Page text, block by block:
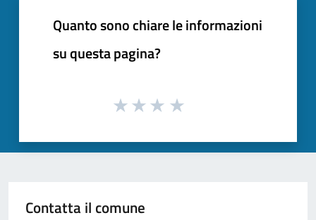
Quanto sono chiare le informazioni
su questa pagina?
Contatta il comune